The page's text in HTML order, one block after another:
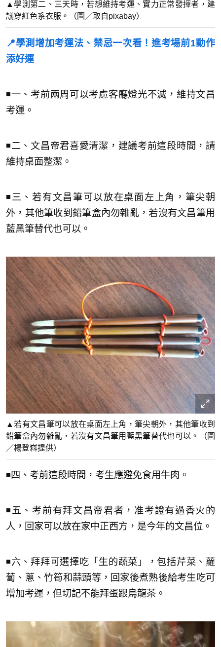
▲學測第二、三天時，若想維持考運、實力正常發揮者，建
議穿紅色系衣服。（圖／取自pixabay）
📍學測增加考運法、禁忌一次看！進考場前1動作
添好運
◾一、考前兩周可以考慮客廳燈光不滅，維持文昌
考運。
◾二、文昌帝君喜愛清潔，建議考前這段時間，請
維持桌面整潔。
◾三、若有文昌筆可以放在桌面左上角，筆尖朝
外，其他筆收到鉛筆盒內勿雜亂，若沒有文昌筆用
藍黑筆替代也可以。
▲若有文昌筆可以放在桌面左上角，筆尖朝外，其他筆收到
鉛筆盒內勿雜亂，若沒有文昌筆用藍黑筆替代也可以。（圖
／楊登嵙提供）
◾四、考前這段時間，考生應避免食用牛肉。
◾五、考前有拜文昌帝君者，准考證有過香火的
人，回家可以放在家中正西方，是今年的文昌位。
◾六、拜拜可選擇吃「生的蔬菜」，包括芹菜、蘿
蔔、蔥、竹筍和蒜頭等，回家後煮熟後給考生吃可
增加考運，但切記不能拜蛋跟烏龍茶。